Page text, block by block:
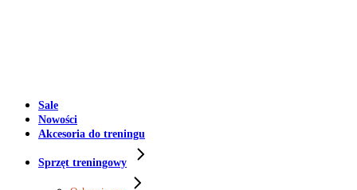
Sale
Nowości
Akcesoria do treningu
Sprzęt treningowy